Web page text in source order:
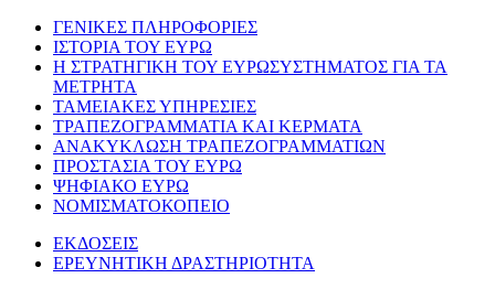
ΓΕΝΙΚΕΣ ΠΛΗΡΟΦΟΡΙΕΣ
ΙΣΤΟΡΙΑ ΤΟΥ ΕΥΡΩ
Η ΣΤΡΑΤΗΓΙΚΗ ΤΟΥ ΕΥΡΩΣΥΣΤΗΜΑΤΟΣ ΓΙΑ ΤΑ
ΜΕΤΡΗΤΑ
ΤΑΜΕΙΑΚΕΣ ΥΠΗΡΕΣΙΕΣ
ΤΡΑΠΕΖΟΓΡΑΜΜΑΤΙΑ ΚΑΙ ΚΕΡΜΑΤΑ
ΑΝΑΚΥΚΛΩΣΗ ΤΡΑΠΕΖΟΓΡΑΜΜΑΤΙΩΝ
ΠΡΟΣΤΑΣΙΑ ΤΟΥ ΕΥΡΩ
ΨΗΦΙΑΚΟ ΕΥΡΩ
ΝΟΜΙΣΜΑΤΟΚΟΠΕΙΟ
ΕΚΔΟΣΕΙΣ
ΕΡΕΥΝΗΤΙΚΗ ΔΡΑΣΤΗΡΙΟΤΗΤΑ